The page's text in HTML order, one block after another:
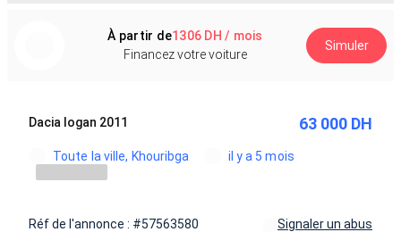
À partir de1306 DH / mois
Financez votre voiture
Simuler
Dacia logan 2011 63 000 DH
Toute la ville, Khouribga il y a 5 mois
Réf de l'annonce : #57563580 Signaler un abus